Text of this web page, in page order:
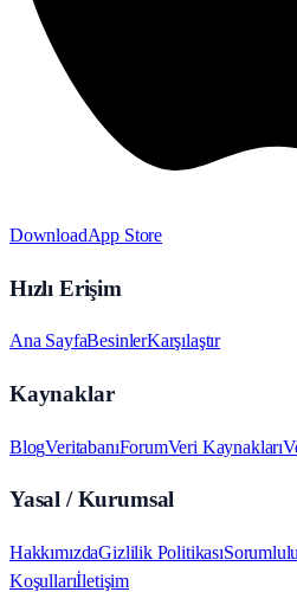
DownloadApp Store
Hızlı Erişim
Ana SayfaBesinlerKarşılaştır
Kaynaklar
BlogVeritabanıForumVeri Kaynakları
Yasal / Kurumsal
HakkımızdaGizlilik Politikası
Koşullarıİletişim